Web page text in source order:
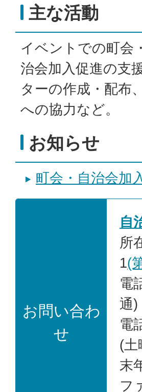
主な活動
イベントでの町会
治会加入促進の支
ターの作成・配布
への協力など。
お知らせ
町会・自治会加
お問い合わ
せ
自
所
1(
電
通)
電
(土
末
フ